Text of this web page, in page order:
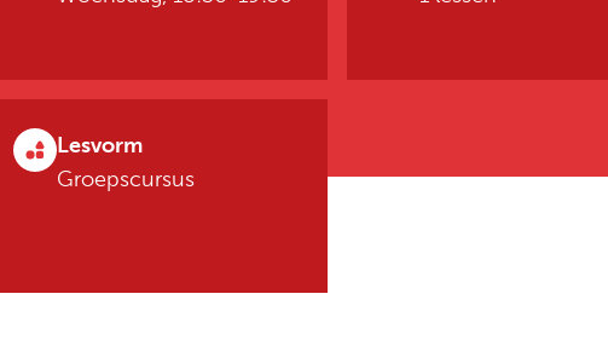
Lesvorm
Groepscursus